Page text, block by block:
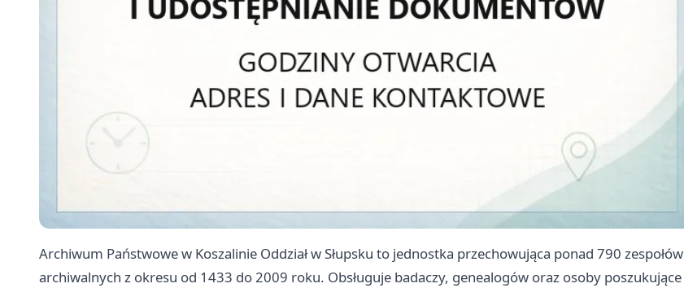
Archiwum Państwowe w Koszalinie Oddział w Słupsku to jednostka przechowująca ponad 790 zespołów
archiwalnych z okresu od 1433 do 2009 roku. Obsługuje badaczy, genealogów oraz osoby poszukujące